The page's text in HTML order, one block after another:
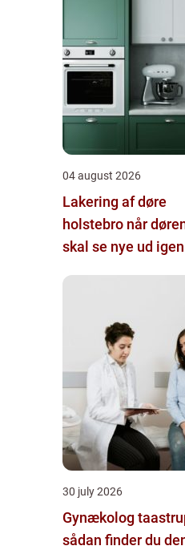
04 august 2026
Lakering af døre
holstebro når dørene
skal se nye ud igen
30 july 2026
Gynækolog
sådan finder du